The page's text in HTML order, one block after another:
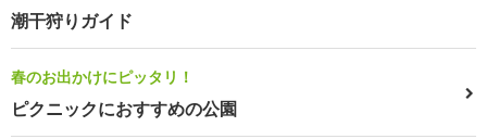
潮干狩りガイド
春のお出かけにピッタリ！
ピクニックにおすすめの公園